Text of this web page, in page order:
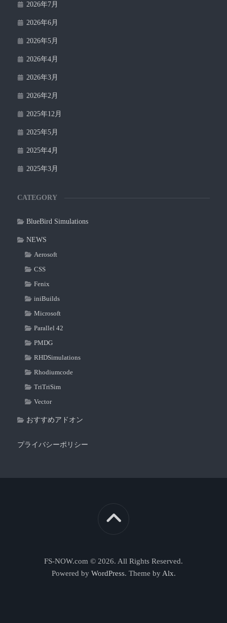
2026年7月
2026年6月
2026年5月
2026年4月
2026年3月
2026年2月
2025年12月
2025年5月
2025年4月
2025年3月
CATEGORY
BlueBird Simulations
NEWS
Aerosoft
CSS
Fenix
iniBuilds
Microsoft
Parallel 42
PMDG
RHDSimulations
Rhodiumcode
TriTriSim
Vector
おすすめアドオン
プライバシーポリシー
FS-NOW.com © 2026. All Rights Reserved.
Powered by WordPress. Theme by Alx.